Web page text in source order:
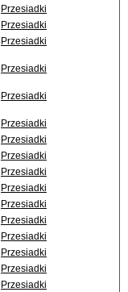
Przesiadki
Przesiadki
Przesiadki
Przesiadki
Przesiadki
Przesiadki
Przesiadki
Przesiadki
Przesiadki
Przesiadki
Przesiadki
Przesiadki
Przesiadki
Przesiadki
Przesiadki
Przesiadki